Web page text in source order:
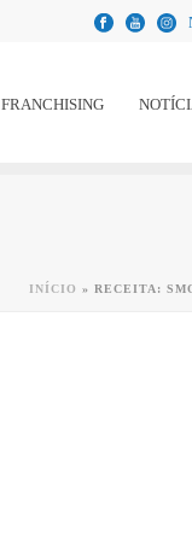
FRANCHISING
INÍCIO » RECEITA: